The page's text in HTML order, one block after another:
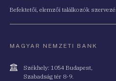
Befektetői, elemzői találkozók
MAGYAR NEMZETI BANK
Cím
Székhely: 1054 Budapest,
Szabadság tér 8-9.